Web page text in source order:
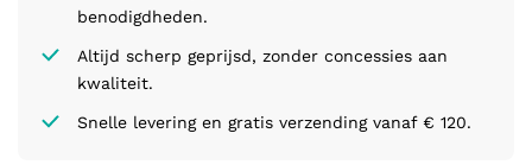
benodigdheden.
Altijd scherp geprijsd, zonder concessies aan
kwaliteit.
Snelle levering en gratis verzending vanaf € 120.